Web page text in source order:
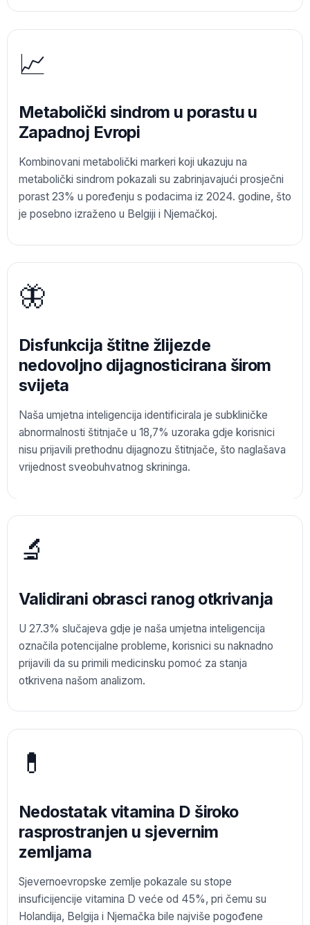
📈
Metabolički sindrom u porastu u
Zapadnoj Evropi
Kombinovani metabolički markeri koji ukazuju na
metabolički sindrom pokazali su zabrinjavajući prosječni
porast 23% u poređenju s podacima iz 2024. godine, što
je posebno izraženo u Belgiji i Njemačkoj.
🦋
Disfunkcija štitne žlijezde
nedovoljno dijagnosticirana širom
svijeta
Naša umjetna inteligencija identificirala je subkliničke
abnormalnosti štitnjače u 18,7% uzoraka gdje korisnici
nisu prijavili prethodnu dijagnozu štitnjače, što naglašava
vrijednost sveobuhvatnog skrininga.
🔬
Validirani obrasci ranog otkrivanja
U 27.3% slučajeva gdje je naša umjetna inteligencija
označila potencijalne probleme, korisnici su naknadno
prijavili da su primili medicinsku pomoć za stanja
otkrivena našom analizom.
💊
Nedostatak vitamina D široko
rasprostranjen u sjevernim
zemljama
Sjevernoevropske zemlje pokazale su stope
insuficijencije vitamina D veće od 45%, pri čemu su
Holandija, Belgija i Njemačka bile najviše pogođene